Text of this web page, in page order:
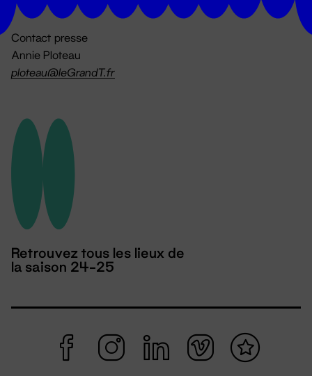
Contact presse
Annie Ploteau
ploteau@leGrandT.fr
Retrouvez tous les lieux de
la saison 24-25